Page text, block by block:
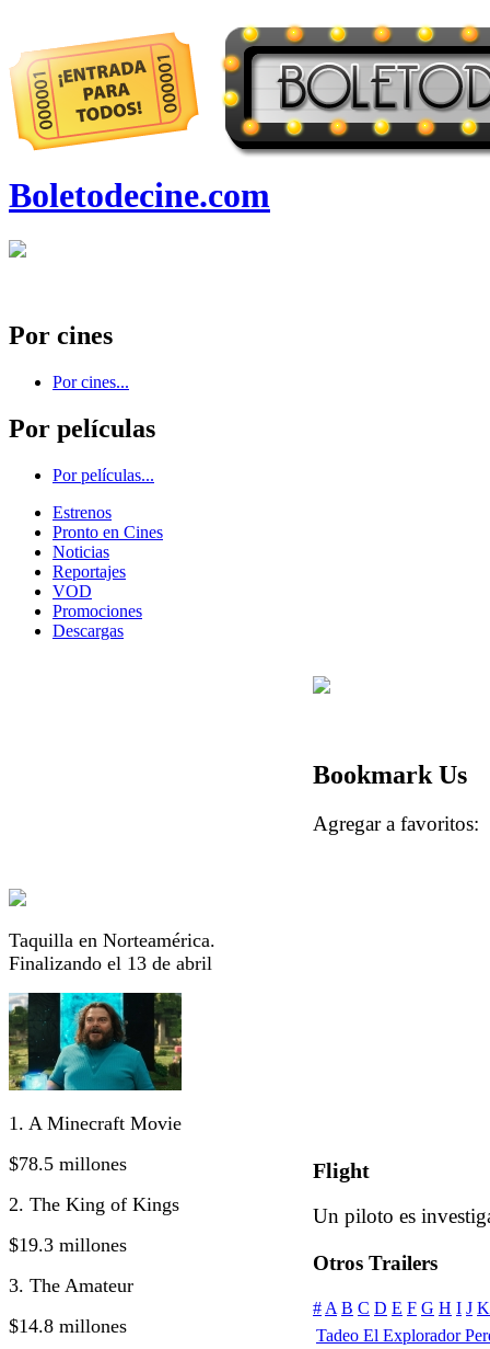
Boletodecine.com
Por cines
Por cines...
Por películas
Por películas...
Estrenos
Pronto en Cines
Noticias
Reportajes
VOD
Promociones
Descargas
Taquilla en Norteamérica.
Finalizando el 13 de abril
1. A Minecraft Movie
$78.5 millones
2. The King of Kings
$19.3 millones
3. The Amateur
$14.8 millones
Bookmark Us
Agregar a
Flight
Un piloto es
Otros Trailers
# A B C D E F G H I J K
Tadeo El Explorador